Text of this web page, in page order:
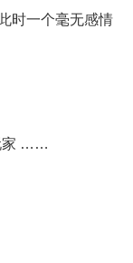
时一个毫无感情
家 ……